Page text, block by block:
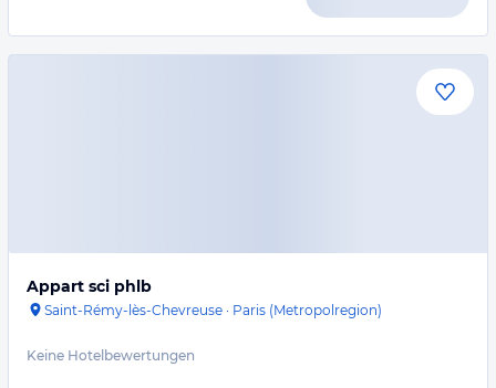
Appart sci phlb
Saint-Rémy-lès-Chevreuse · Paris (Metropolregion)
Keine Hotelbewertungen